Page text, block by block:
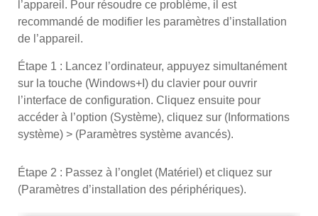
l’appareil. Pour résoudre ce problème, il est
recommandé de modifier les paramètres d’installation
de l’appareil.
Étape 1 : Lancez l’ordinateur, appuyez simultanément
sur la touche (Windows+I) du clavier pour ouvrir
l’interface de configuration. Cliquez ensuite pour
accéder à l’option (Système), cliquez sur (Informations
système) > (Paramètres système avancés).
Étape 2 : Passez à l’onglet (Matériel) et cliquez sur
(Paramètres d’installation des périphériques).